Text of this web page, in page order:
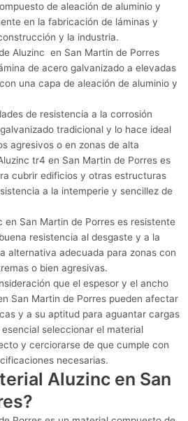
de aleación de aluminio y
en la fabricación de láminas y
y la industria.
Aluzinc en San Martin de Porres
de acero galvanizado a elevadas
una capa de aleación de aluminio y
de resistencia a la corrosión
tradicional y lo hace ideal
agresivos o en zonas de alta
tr4 en San Martin de Porres es
cubrir edificios y otras estructuras
a la intemperie y sencillez de
en San Martin de Porres es resistente
resistencia al desgaste y a la
alternativa adecuada para zonas con
o bien agresivas.
que el espesor y el ancho
San Martin de Porres pueden afectar
y a su aptitud para aguantar cargas
seleccionar el material
y cerciorarse de que cumple con
necesarias.
Aluzinc en San